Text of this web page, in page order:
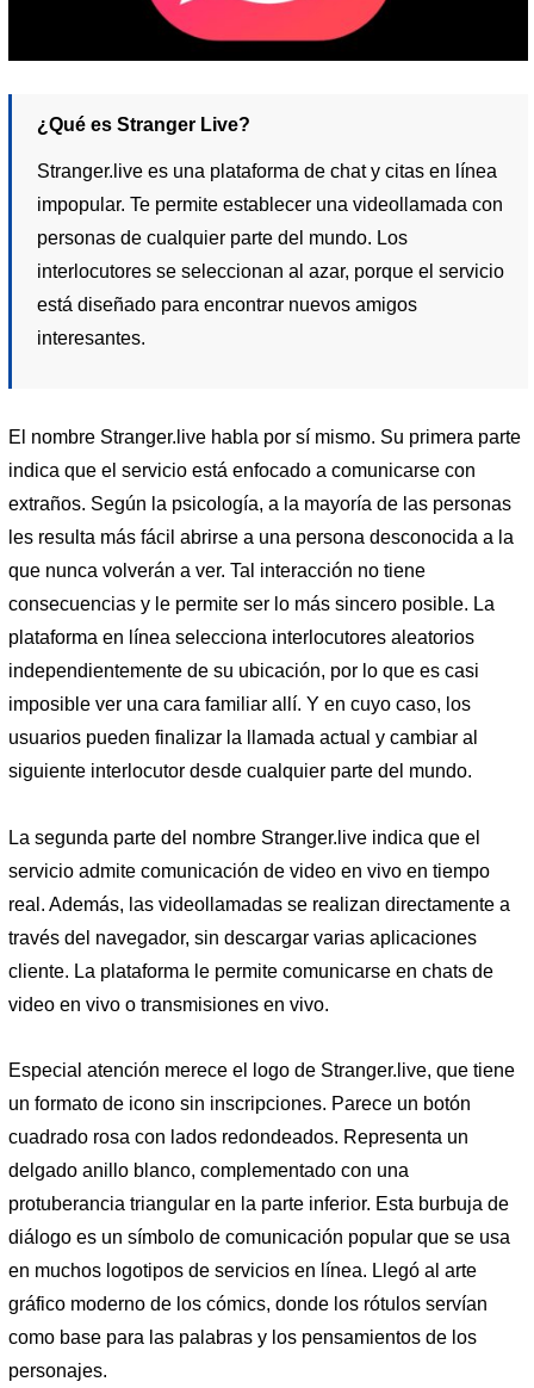
¿Qué es Stranger Live?
Stranger.live es una plataforma de chat y citas en línea
impopular. Te permite establecer una videollamada con
personas de cualquier parte del mundo. Los
interlocutores se seleccionan al azar, porque el servicio
está diseñado para encontrar nuevos amigos
interesantes.
El nombre Stranger.live habla por sí mismo. Su primera parte
indica que el servicio está enfocado a comunicarse con
extraños. Según la psicología, a la mayoría de las personas
les resulta más fácil abrirse a una persona desconocida a la
que nunca volverán a ver. Tal interacción no tiene
consecuencias y le permite ser lo más sincero posible. La
plataforma en línea selecciona interlocutores aleatorios
independientemente de su ubicación, por lo que es casi
imposible ver una cara familiar allí. Y en cuyo caso, los
usuarios pueden finalizar la llamada actual y cambiar al
siguiente interlocutor desde cualquier parte del mundo.
La segunda parte del nombre Stranger.live indica que el
servicio admite comunicación de video en vivo en tiempo
real. Además, las videollamadas se realizan directamente a
través del navegador, sin descargar varias aplicaciones
cliente. La plataforma le permite comunicarse en chats de
video en vivo o transmisiones en vivo.
Especial atención merece el logo de Stranger.live, que tiene
un formato de icono sin inscripciones. Parece un botón
cuadrado rosa con lados redondeados. Representa un
delgado anillo blanco, complementado con una
protuberancia triangular en la parte inferior. Esta burbuja de
diálogo es un símbolo de comunicación popular que se usa
en muchos logotipos de servicios en línea. Llegó al arte
gráfico moderno de los cómics, donde los rótulos servían
como base para las palabras y los pensamientos de los
personajes.